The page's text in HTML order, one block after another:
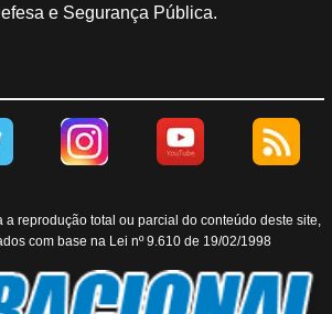
e Segurança Pública.
a reprodução total ou parcial do conteúdo deste site,
com base na Lei nº 9.610 de 19/02/1998